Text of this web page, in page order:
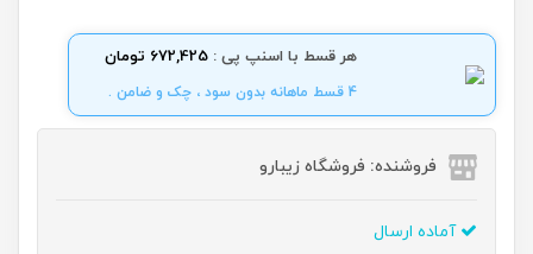
هر قسط با اسنپ پی : 672,425 تومان
4 قسط ماهانه بدون سود ، چک و ضامن .
فروشنده: فروشگاه زیبارو
آماده ارسال